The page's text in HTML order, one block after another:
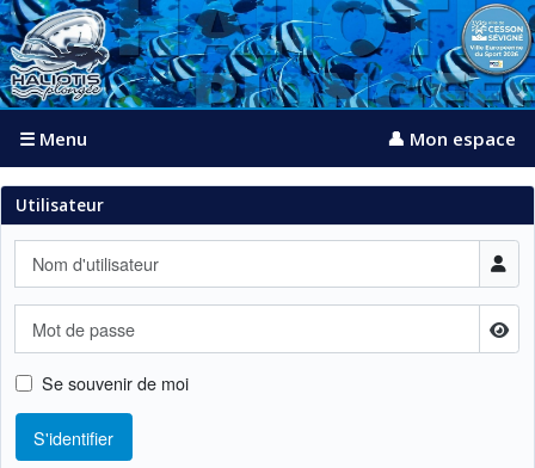
☰ Menu 👤 Mon espace
Utilisateur
Se souvenir de moi
S'identifier